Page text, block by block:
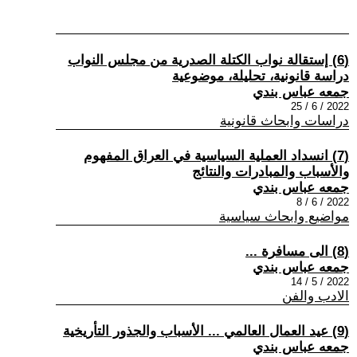
(6) إستقالة نواب الكتلة الصدرية من مجلس النواب
دراسة قانونية، تحليلة، موضوعية
جمعه عباس بندي
2022 / 6 / 25
دراسات وابحاث قانونية
(7) انسداد العملية السياسية في العراق المفهوم
والأسباب والمبادرات والنتائج
جمعه عباس بندي
2022 / 6 / 8
مواضيع وابحاث سياسية
(8) الى مسافرة ...
جمعه عباس بندي
2022 / 5 / 14
الادب والفن
(9) عيد العمال العالمي ... الأسباب والجذور التأريخية
جمعه عباس بندي